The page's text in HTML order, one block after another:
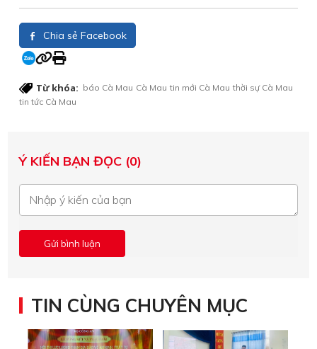
Chia sẻ Facebook
Từ khóa: báo Cà Mau Cà Mau tin mới Cà Mau thời sự Cà Mau
tin tức Cà Mau
Ý KIẾN BẠN ĐỌC (0)
TIN CÙNG CHUYÊN MỤC